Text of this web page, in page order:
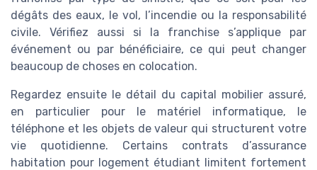
dégâts des eaux, le vol, l’incendie ou la responsabilité
civile. Vérifiez aussi si la franchise s’applique par
événement ou par bénéficiaire, ce qui peut changer
beaucoup de choses en colocation.
Regardez ensuite le détail du capital mobilier assuré,
en particulier pour le matériel informatique, le
téléphone et les objets de valeur qui structurent votre
vie quotidienne. Certains contrats d’assurance
habitation pour logement étudiant limitent fortement